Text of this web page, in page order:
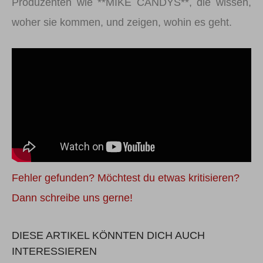
Produzenten wie **MIKE CANDYS**, die wissen,
woher sie kommen, und zeigen, wohin es geht.
Fehler gefunden? Möchtest du etwas kritisieren?
Dann schreibe uns gerne!
DIESE ARTIKEL KÖNNTEN DICH AUCH
INTERESSIEREN